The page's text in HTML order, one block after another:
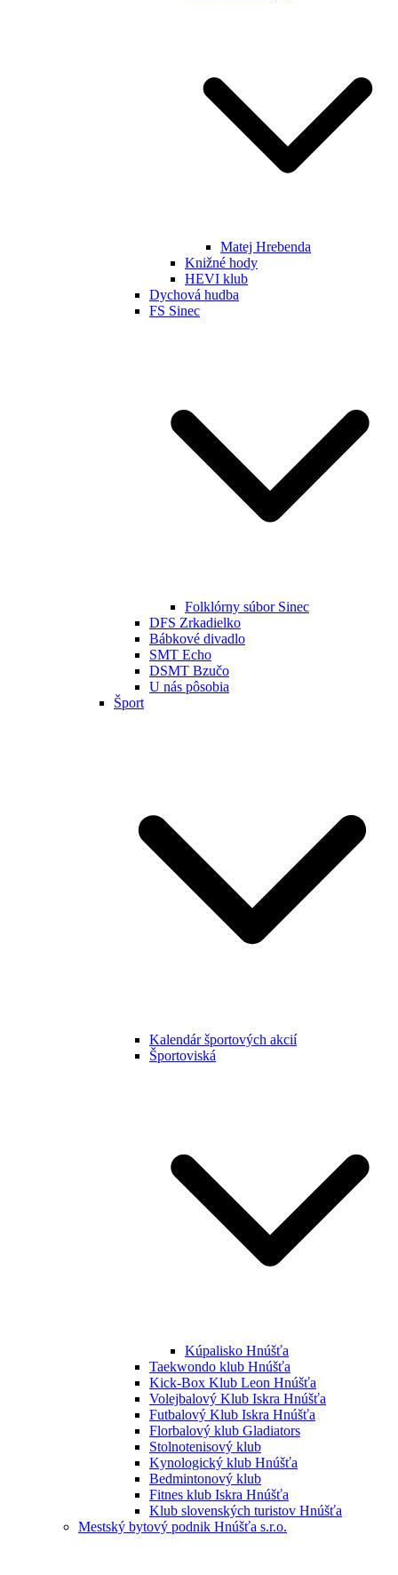
Matej Hrebenda
Knižné hody
HEVI klub
Dychová hudba
FS Sinec
Folklórny súbor Sinec
DFS Zrkadielko
Bábkové divadlo
SMT Echo
DSMT Bzučo
U nás pôsobia
Šport
Kalendár športových akcií
Športoviská
Kúpalisko Hnúšťa
Taekwondo klub Hnúšťa
Kick-Box Klub Leon Hnúšťa
Volejbalový Klub Iskra Hnúšťa
Futbalový Klub Iskra Hnúšťa
Florbalový klub Gladiators
Stolnotenisový klub
Kynologický klub Hnúšťa
Bedmintonový klub
Fitnes klub Iskra Hnúšťa
Klub slovenských turistov Hnúšťa
Mestský bytový podnik Hnúšťa s.r.o.